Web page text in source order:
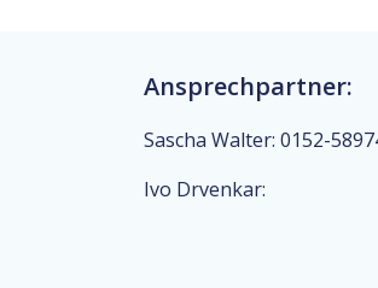
Ansprechpartner:
Sascha Walter: 0152-
Ivo Drvenkar: